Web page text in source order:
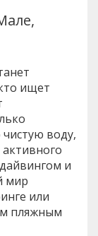
ищет
воду,
и
мир
или
пляжным